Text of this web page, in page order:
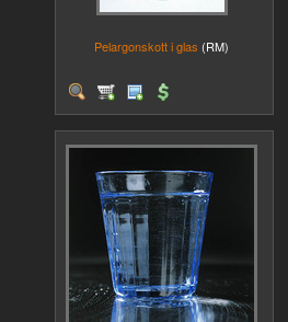
Pelargonskott i glas (RM)